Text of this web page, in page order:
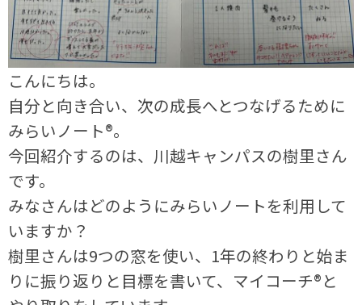
こんにちは。
自分と向き合い、次の成長へとつなげるために
みらいノート®。
今回紹介するのは、川越キャンパスの樹里さん
です。
みなさんはどのようにみらいノートを利用して
いますか？
樹里さんは9つの窓を使い、1年の終わりと始ま
りに振り返りと目標を書いて、マイコーチ®と